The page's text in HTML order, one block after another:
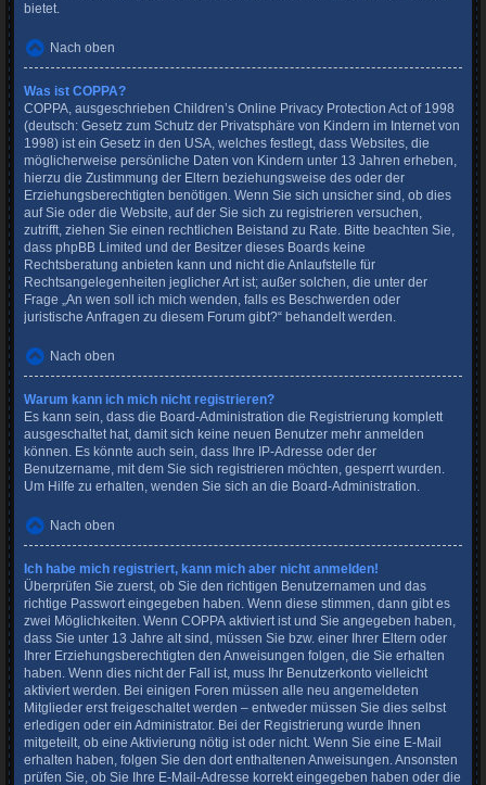
bietet.
Nach oben
Was ist COPPA?
COPPA, ausgeschrieben Children’s Online Privacy Protection Act of 1998
(deutsch: Gesetz zum Schutz der Privatsphäre von Kindern im Internet von
1998) ist ein Gesetz in den USA, welches festlegt, dass Websites, die
möglicherweise persönliche Daten von Kindern unter 13 Jahren erheben,
hierzu die Zustimmung der Eltern beziehungsweise des oder der
Erziehungsberechtigten benötigen. Wenn Sie sich unsicher sind, ob dies
auf Sie oder die Website, auf der Sie sich zu registrieren versuchen,
zutrifft, ziehen Sie einen rechtlichen Beistand zu Rate. Bitte beachten Sie,
dass phpBB Limited und der Besitzer dieses Boards keine
Rechtsberatung anbieten kann und nicht die Anlaufstelle für
Rechtsangelegenheiten jeglicher Art ist; außer solchen, die unter der
Frage „An wen soll ich mich wenden, falls es Beschwerden oder
juristische Anfragen zu diesem Forum gibt?“ behandelt werden.
Nach oben
Warum kann ich mich nicht registrieren?
Es kann sein, dass die Board-Administration die Registrierung komplett
ausgeschaltet hat, damit sich keine neuen Benutzer mehr anmelden
können. Es könnte auch sein, dass Ihre IP-Adresse oder der
Benutzername, mit dem Sie sich registrieren möchten, gesperrt wurden.
Um Hilfe zu erhalten, wenden Sie sich an die Board-Administration.
Nach oben
Ich habe mich registriert, kann mich aber nicht anmelden!
Überprüfen Sie zuerst, ob Sie den richtigen Benutzernamen und das
richtige Passwort eingegeben haben. Wenn diese stimmen, dann gibt es
zwei Möglichkeiten. Wenn COPPA aktiviert ist und Sie angegeben haben,
dass Sie unter 13 Jahre alt sind, müssen Sie bzw. einer Ihrer Eltern oder
Ihrer Erziehungsberechtigten den Anweisungen folgen, die Sie erhalten
haben. Wenn dies nicht der Fall ist, muss Ihr Benutzerkonto vielleicht
aktiviert werden. Bei einigen Foren müssen alle neu angemeldeten
Mitglieder erst freigeschaltet werden – entweder müssen Sie dies selbst
erledigen oder ein Administrator. Bei der Registrierung wurde Ihnen
mitgeteilt, ob eine Aktivierung nötig ist oder nicht. Wenn Sie eine E-Mail
erhalten haben, folgen Sie den dort enthaltenen Anweisungen. Ansonsten
prüfen Sie, ob Sie Ihre E-Mail-Adresse korrekt eingegeben haben oder die